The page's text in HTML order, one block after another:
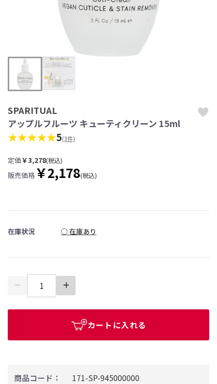
商品コード：
171-SP-945000000
SPARITUAL
アップルフルーツ キューティクリーン 15ml
★★★★★5(3件)
定価￥3,278(税込)
販売価格 ￥2,178(税込)
在庫状況 ○ 在庫あり
カートに入れる